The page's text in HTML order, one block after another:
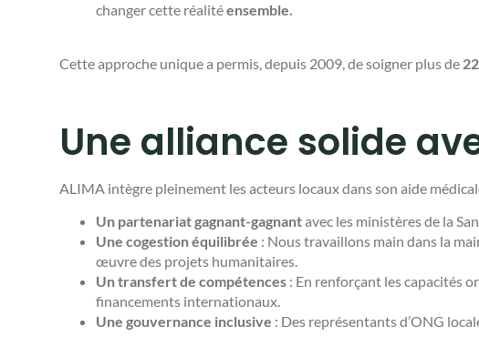
changer cette réalitéensemble.
Cette approche unique a permis, depuis 2009, de soigner plus de
Une alliance solide
ALIMA intègre pleinement les acteurs locaux dans son aide
Un partenariat gagnant-gagnantavec les ministères de la
Une cogestion équilibrée : Nous travaillons main dans la
œuvre des projets humanitaires.
Un transfert de compétences : En renforçant les capacités
financements internationaux.
Une gouvernance inclusive : Des représentants d’ONG